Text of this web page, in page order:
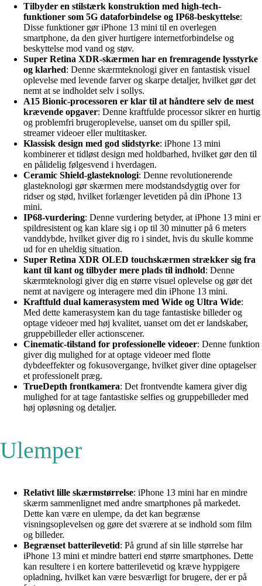
Tilbyder en stilstærk konstruktion med high-tech-
funktioner som 5G dataforbindelse og IP68-beskyttelse:
Disse funktioner gør iPhone 13 mini til en overlegen
smartphone, da den giver hurtigere internetforbindelse og
beskyttelse mod vand og støv.
Super Retina XDR-skærmen har en fremragende lysstyrke
og klarhed: Denne skærmteknologi giver en fantastisk visuel
oplevelse med levende farver og skarpe detaljer, hvilket gør det
nemt at se indholdet selv i sollys.
A15 Bionic-processoren er klar til at håndtere selv de mest
krævende opgaver: Denne kraftfulde processor sikrer en hurtig
og problemfri brugeroplevelse, uanset om du spiller spil,
streamer videoer eller multitasker.
Klassisk design med god slidstyrke: iPhone 13 mini
kombinerer et tidløst design med holdbarhed, hvilket gør den til
en pålidelig følgesvend i hverdagen.
Ceramic Shield-glasteknologi: Denne revolutionerende
glasteknologi gør skærmen mere modstandsdygtig over for
ridser og stød, hvilket forlænger levetiden på din iPhone 13
mini.
IP68-vurdering: Denne vurdering betyder, at iPhone 13 mini er
spildresistent og kan klare sig i op til 30 minutter på 6 meters
vanddybde, hvilket giver dig ro i sindet, hvis du skulle komme
ud for en uheldig situation.
Super Retina XDR OLED touchskærmen strækker sig fra
kant til kant og tilbyder mere plads til indhold: Denne
skærmteknologi giver dig en større visuel oplevelse og gør det
nemt at navigere og interagere med din iPhone 13 mini.
Kraftfuld dual kamerasystem med Wide og Ultra Wide:
Med dette kamerasystem kan du tage fantastiske billeder og
optage videoer med høj kvalitet, uanset om det er landskaber,
gruppebilleder eller actionscener.
Cinematic-tilstand for professionelle videoer: Denne funktion
giver dig mulighed for at optage videoer med flotte
dybdeeffekter og fokusovergange, hvilket giver dine optagelser
et professionelt præg.
TrueDepth frontkamera: Det frontvendte kamera giver dig
mulighed for at tage fantastiske selfies og gruppebilleder med
høj opløsning og detaljer.
Ulemper
Relativt lille skærmstørrelse: iPhone 13 mini har en mindre
skærm sammenlignet med andre smartphones på markedet.
Dette kan være en ulempe, da det kan begrænse
visningsoplevelsen og gøre det sværere at se indhold som film
og billeder.
Begrænset batterilevetid: På grund af sin lille størrelse har
iPhone 13 mini et mindre batteri end større smartphones. Dette
kan resultere i en kortere batterilevetid og kræve hyppigere
opladning, hvilket kan være besværligt for brugere, der er på